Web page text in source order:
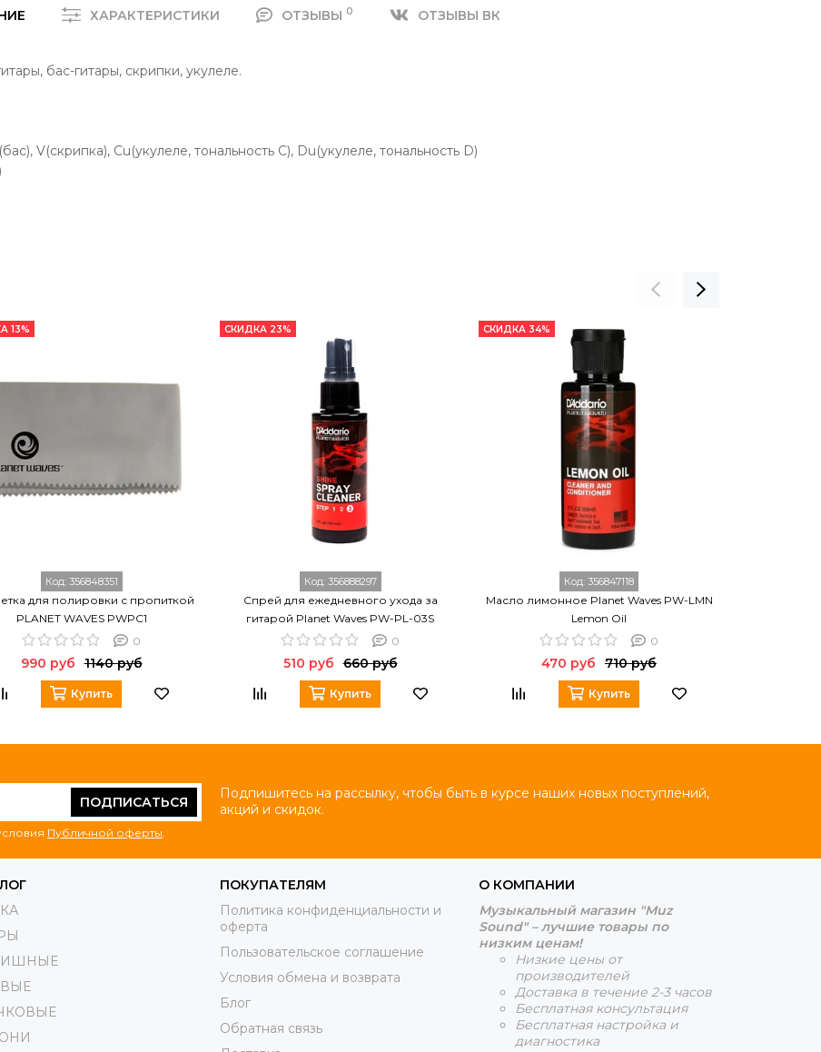
ХАРАКТЕРИСТИКИ ОТЗЫВЫ 0 ОТЗЫВЫ ВК
бас-гитары, скрипки, укулеле.
V(скрипка), Сu(укулеле, тональность С), Du(укулеле, тональность D)
13%
Код: 356848351
для полировки с пропиткой
PLANET WAVES PWPC1
0
990 руб 1140 руб
Купить
СКИДКА 23%
Код: 356888297
Спрей для ежедневного ухода за
гитарой Planet Waves PW-PL-03S
0
510 руб 660 руб
Купить
СКИДКА 34%
Код: 356847118
Масло лимонное Planet Waves PW-LMN
Lemon Oil
0
470 руб 710 руб
Купить
ПОДПИСАТЬСЯ
Публичной оферты
Подпишитесь на рассылку, чтобы быть в курсе наших новых поступлений,
акций и скидок.
ПОКУПАТЕЛЯМ
Политика конфиденциальности и
оферта
Пользовательское соглашение
Условия обмена и возврата
Блог
Обратная связь
О КОМПАНИИ
Музыкальный магазин "Muz
Sound" – лучшие товары по
низким ценам!
Низкие цены от
производителей
Доставка в течение 2-3 часов
Бесплатная консультация
Бесплатная настройка и
диагностика